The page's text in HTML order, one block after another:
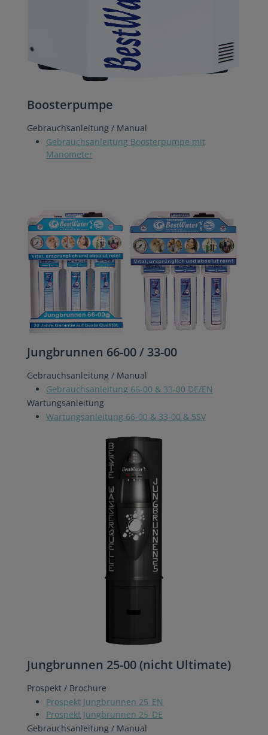
Boosterpumpe
Gebrauchsanleitung / Manual
Gebrauchsanleitung Boosterpumpe mit
Manometer
Jungbrunnen 66-00 / 33-00
Gebrauchsanleitung / Manual
Gebrauchsanleitung 66-00 & 33-00 DE/EN
Wartungsanleitung
Wartungsanleitung 66-00 & 33-00 & 5SV
Jungbrunnen 25-00 (nicht Ultimate)
Prospekt / Brochure
Prospekt Jungbrunnen 25_EN
Prospekt Jungbrunnen 25_DE
Gebrauchsanleitung / Manual